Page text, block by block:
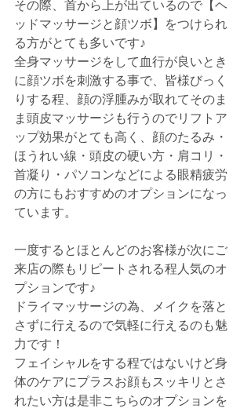
その際、首から上が出ているので【ヘ
ッドマッサージと顔ツボ】をつけられ
る方がとても多いです♪
全身マッサージをして血行が良いとき
に顔ツボを刺激する事で、皆様びっく
りする程、顔の浮腫みが取れてそのま
ま頭皮マッサージも行うのでリフトア
ップ効果がとても高く、顔のたるみ・
ほうれい線・頭皮の硬い方・肩コリ・
首凝り・パソコンなどによる眼精疲労
の方にもおすすめのオプションになっ
ています。
一度するとほとんどのお客様が次にご
来店の際もリピートされる程人気のオ
プションです♪
ドライマッサージの為、メイクを落と
さずに行えるので気軽に行えるのも魅
力です！
フェイシャルをする程ではないけど身
体のケアにプラスお顔もスッキリとさ
れたい方は是非こちらのオプションを